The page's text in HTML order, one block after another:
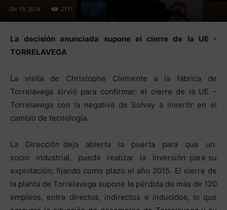
Dic 19, 2014 2711
La decisión anunciada supone el cierre de la UE -
TORRELAVEGA
La visita de Christophe Clemente a la fábrica de
Torrelavega sirvió para confirmar: el cierre de la UE –
Torrelavega con la negativa de Solvay a invertir en el
cambio de tecnología.
La Dirección deja abierta la puerta para que un
socio industrial, pueda realizar la inversión para su
explotación; fijando como plazo el año 2015. El cierre de
la planta de Torrelavega supone la pérdida de más de 120
empleos, entre directos, indirectos e inducidos, lo que